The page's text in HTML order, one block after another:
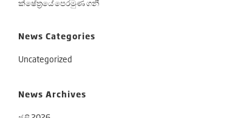
ක්ෂේත්‍රයේ පෙරමුණ ගනී
News Categories
Uncategorized
News Archives